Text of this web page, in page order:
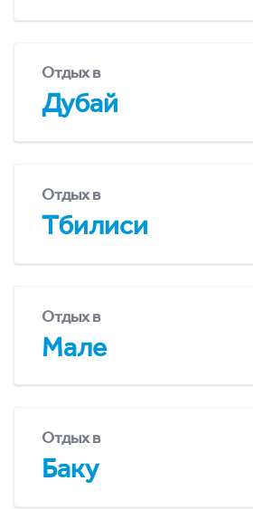
Отдых в
Дубай
Отдых в
Тбилиси
Отдых в
Мале
Отдых в
Баку